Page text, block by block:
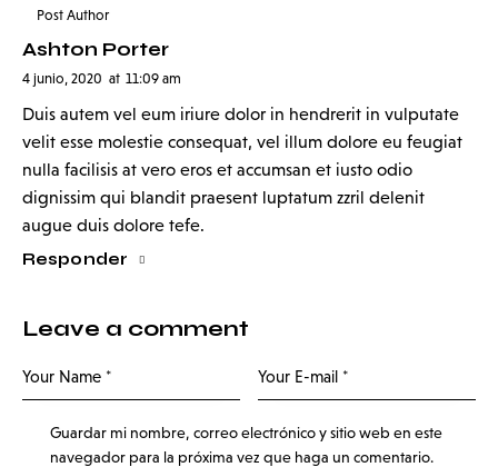
Post Author
Ashton Porter
4 junio, 2020 at 11:09 am
Duis autem vel eum iriure dolor in hendrerit in vulputate
velit esse molestie consequat, vel illum dolore eu feugiat
nulla facilisis at vero eros et accumsan et iusto odio
dignissim qui blandit praesent luptatum zzril delenit
augue duis dolore tefe.
Responder
Leave a comment
Guardar mi nombre, correo electrónico y sitio web en este
navegador para la próxima vez que haga un comentario.